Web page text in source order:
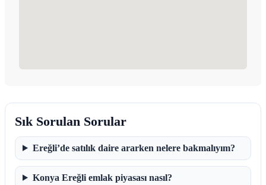
Sık Sorulan Sorular
Ereğli’de satılık daire ararken nelere bakmalıyım?
Konya Ereğli emlak piyasası nasıl?